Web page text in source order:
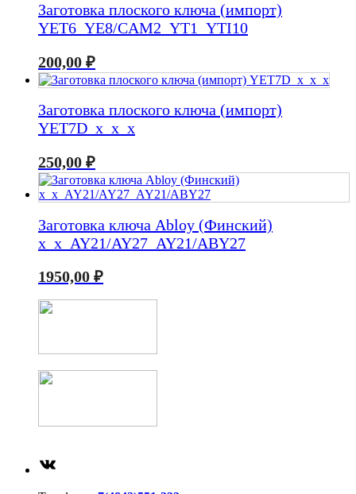
Заготовка плоского ключа (импорт)
YET6_YE8/CAM2_YT1_YTI10
200,00 ₽
Заготовка плоского ключа (импорт)
YET7D_x_x_x
250,00 ₽
Заготовка ключа Abloy (Финский)
x_x_AY21/AY27_AY21/ABY27
1950,00 ₽